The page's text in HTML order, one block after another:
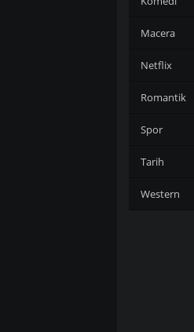
Macera
Netflix
Romantik
Spor
Tarih
Western